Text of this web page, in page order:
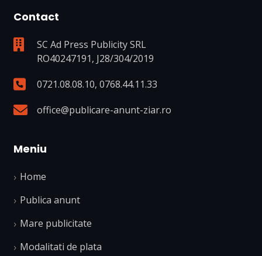
Contact
SC Ad Press Publicity SRL
RO40247191, J28/304/2019
0721.08.08.10, 0768.44.11.33
office@publicare-anunt-ziar.ro
Meniu
Home
Publica anunt
Mare publicitate
Modalitati de plata